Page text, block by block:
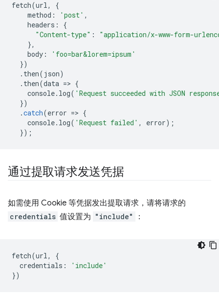
fetch(url,
{
method : 'post' ,
headers :
{
"Content-type" :
"application/x-www-form-
},
body :
'foo=bar&lorem=ipsum'
})
. then( json)
. then(data => {
console. log( 'Request succeeded with JSON
})
.catch(error => {
console. log( 'Request failed' , error);
});
通过提取请求发送凭据
如需使用 Cookie 等凭据发出提取请求，请将请求的
credentials 值设置为 "include" ：
fetch(url,
{
credentials :
'include'
})